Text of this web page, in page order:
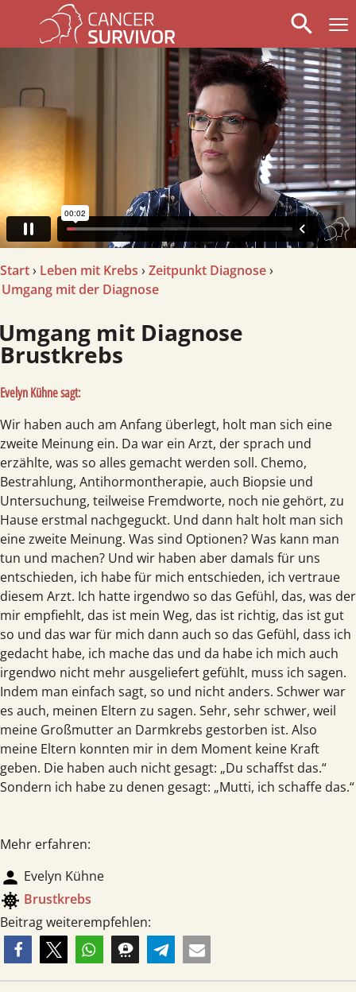
search
arrow_left
Start› Leben mit Krebs › Zeitpunkt Diagnose›
Umgang mit der Diagnose
Diagnose
Brustkrebs
Evelyn Kühne sagt:
Wir haben auch am Anfang überlegt, holt man sich eine
zweite Meinung ein. Da war ein Arzt, der sprach und
erzählte, was so alles gemacht werden soll. Chemo,
Bestrahlung, Antihormontherapie, auch Biopsie und
Untersuchung, teilweise Fremdworte, noch nie gehört, zu
Hause erstmal nachgeguckt. Und dann halt holt man sich
eine zweite Meinung. Was sind Optionen? Was kann man
tun und machen? Und wir haben aber damals für uns
entschieden, ich habe für mich entschieden, ich vertraue
diesem Arzt. Ich hatte irgendwo so das Gefühl, das, was der
mir empfiehlt, das ist mein Weg, das ist richtig, das ist gut
so und das war für mich dann auch so das Gefühl, dass ich
gedacht habe, ich mache das und da habe ich mich auch
irgendwo nicht mehr ausgeliefert gefühlt, muss ich sagen.
Indem man einfach sagt, so und nicht anders. Schwer war
es auch, meinen Eltern zu sagen. Sehr, sehr schwer, weil
meine Großmutter an Darmkrebs gestorben ist. Also
meine Eltern konnten mir in dem Moment keine Kraft
geben. Die haben auch nicht gesagt: „Du schaffst das.“
Sondern ich habe zu denen gesagt: „Mutti, ich schaffe das.“
Mehr erfahren:
person Evelyn Kühne
coronavirus Brust­krebs
Beitrag weiterempfehlen: